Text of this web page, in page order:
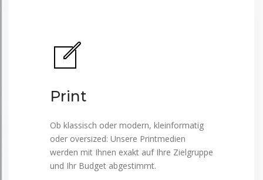
Print
Ob klassisch oder modern, kleinformatig
oder oversized: Unsere Printmedien
werden mit Ihnen exakt auf Ihre Zielgruppe
und Ihr Budget abgestimmt.